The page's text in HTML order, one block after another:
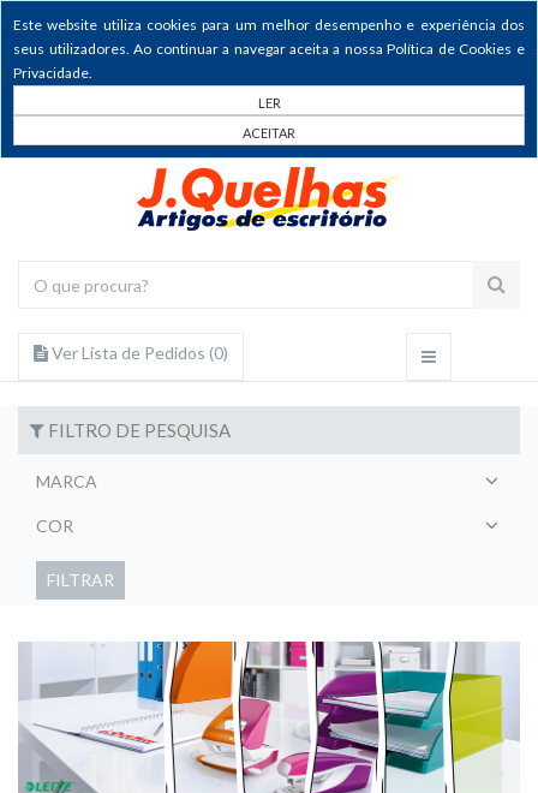
Este website utiliza cookies para um melhor desempenho e experiência dos
seus utilizadores. Ao continuar a navegar aceita a nossa Política de Cookies e
Privacidade.
LER
ACEITAR
Ver Lista de Pedidos (0)
FILTRO DE PESQUISA
MARCA
COR
FILTRAR